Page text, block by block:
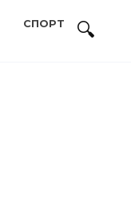
СПОРТ